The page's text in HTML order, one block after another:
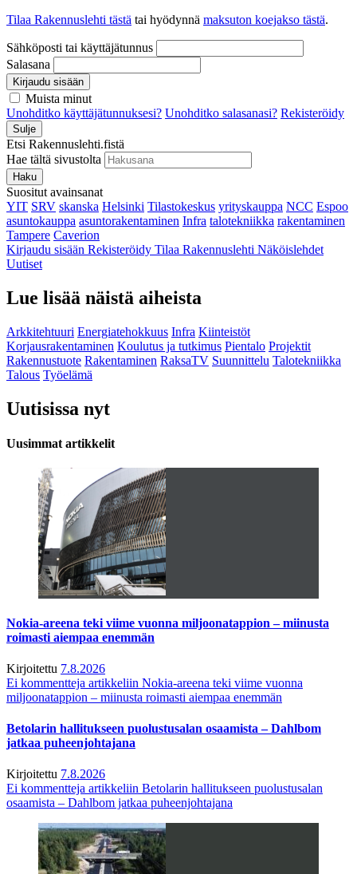
Tilaa Rakennuslehti tästä tai hyödynnä maksuton koejakso tästä.
Sähköposti tai käyttäjätunnus
Salasana
Kirjaudu sisään
Muista minut
Unohditko käyttäjätunnuksesi? Unohditko salasanasi? Rekisteröidy
Sulje
Etsi Rakennuslehti.fistä
Hae tältä sivustolta
Haku
Suositut avainsanat
YIT SRV skanska Helsinki Tilastokeskus yrityskauppa NCC Espoo
asuntokauppa asuntorakentaminen Infra talotekniikka rakentaminen
Tampere Caverion
Kirjaudu sisään Rekisteröidy Tilaa Rakennuslehti Näköislehdet
Uutiset
Lue lisää näistä aiheista
Arkkitehtuuri Energiatehokkuus Infra Kiinteistöt
Korjausrakentaminen Koulutus ja tutkimus Pientalo Projektit
Rakennustuote Rakentaminen RaksaTV Suunnittelu Talotekniikka
Talous Työelämä
Uutisissa nyt
Uusimmat artikkelit
Nokia-areena teki viime vuonna miljoonatappion – miinusta
roimasti aiempaa enemmän
Kirjoitettu 7.8.2026
Ei kommentteja artikkeliin Nokia-areena teki viime vuonna
miljoonatappion – miinusta roimasti aiempaa enemmän
Betolarin hallitukseen puolustusalan osaamista – Dahlbom
jatkaa puheenjohtajana
Kirjoitettu 7.8.2026
Ei kommentteja artikkeliin Betolarin hallitukseen puolustusalan
osaamista – Dahlbom jatkaa puheenjohtajana